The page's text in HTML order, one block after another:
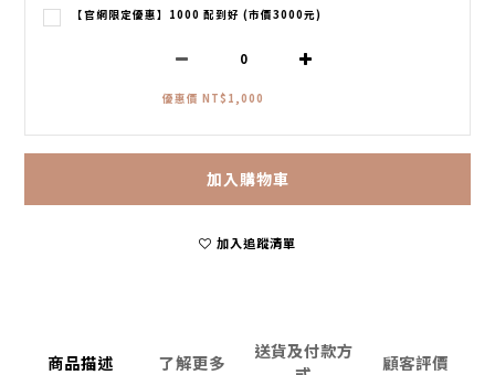
【官網限定優惠】1000 配到好 (市價3000元)
優惠價 NT$1,000
加入購物車
加入追蹤清單
商品描述 了解更多
送貨及付款方
顧客評價